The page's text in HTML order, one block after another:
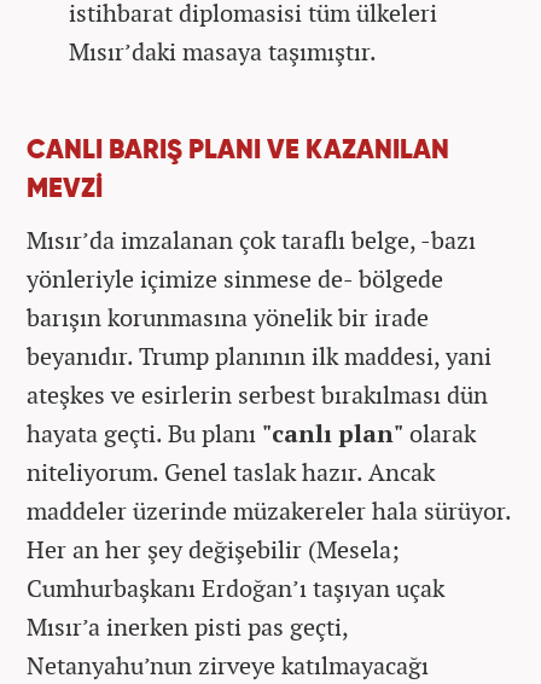
istihbarat diplomasisi tüm ülkeleri
Mısır’daki masaya taşımıştır.
CANLI BARIŞ PLANI VE KAZANILAN
MEVZİ
Mısır’da imzalanan çok taraflı belge, -bazı
yönleriyle içimize sinmese de- bölgede
barışın korunmasına yönelik bir irade
beyanıdır. Trump planının ilk maddesi, yani
ateşkes ve esirlerin serbest bırakılması dün
hayata geçti. Bu planı "canlı plan" olarak
niteliyorum. Genel taslak hazır. Ancak
maddeler üzerinde müzakereler hala sürüyor.
Her an her şey değişebilir (Mesela;
Cumhurbaşkanı Erdoğan’ı taşıyan uçak
Mısır’a inerken pisti pas geçti,
Netanyahu’nun zirveye katılmayacağı